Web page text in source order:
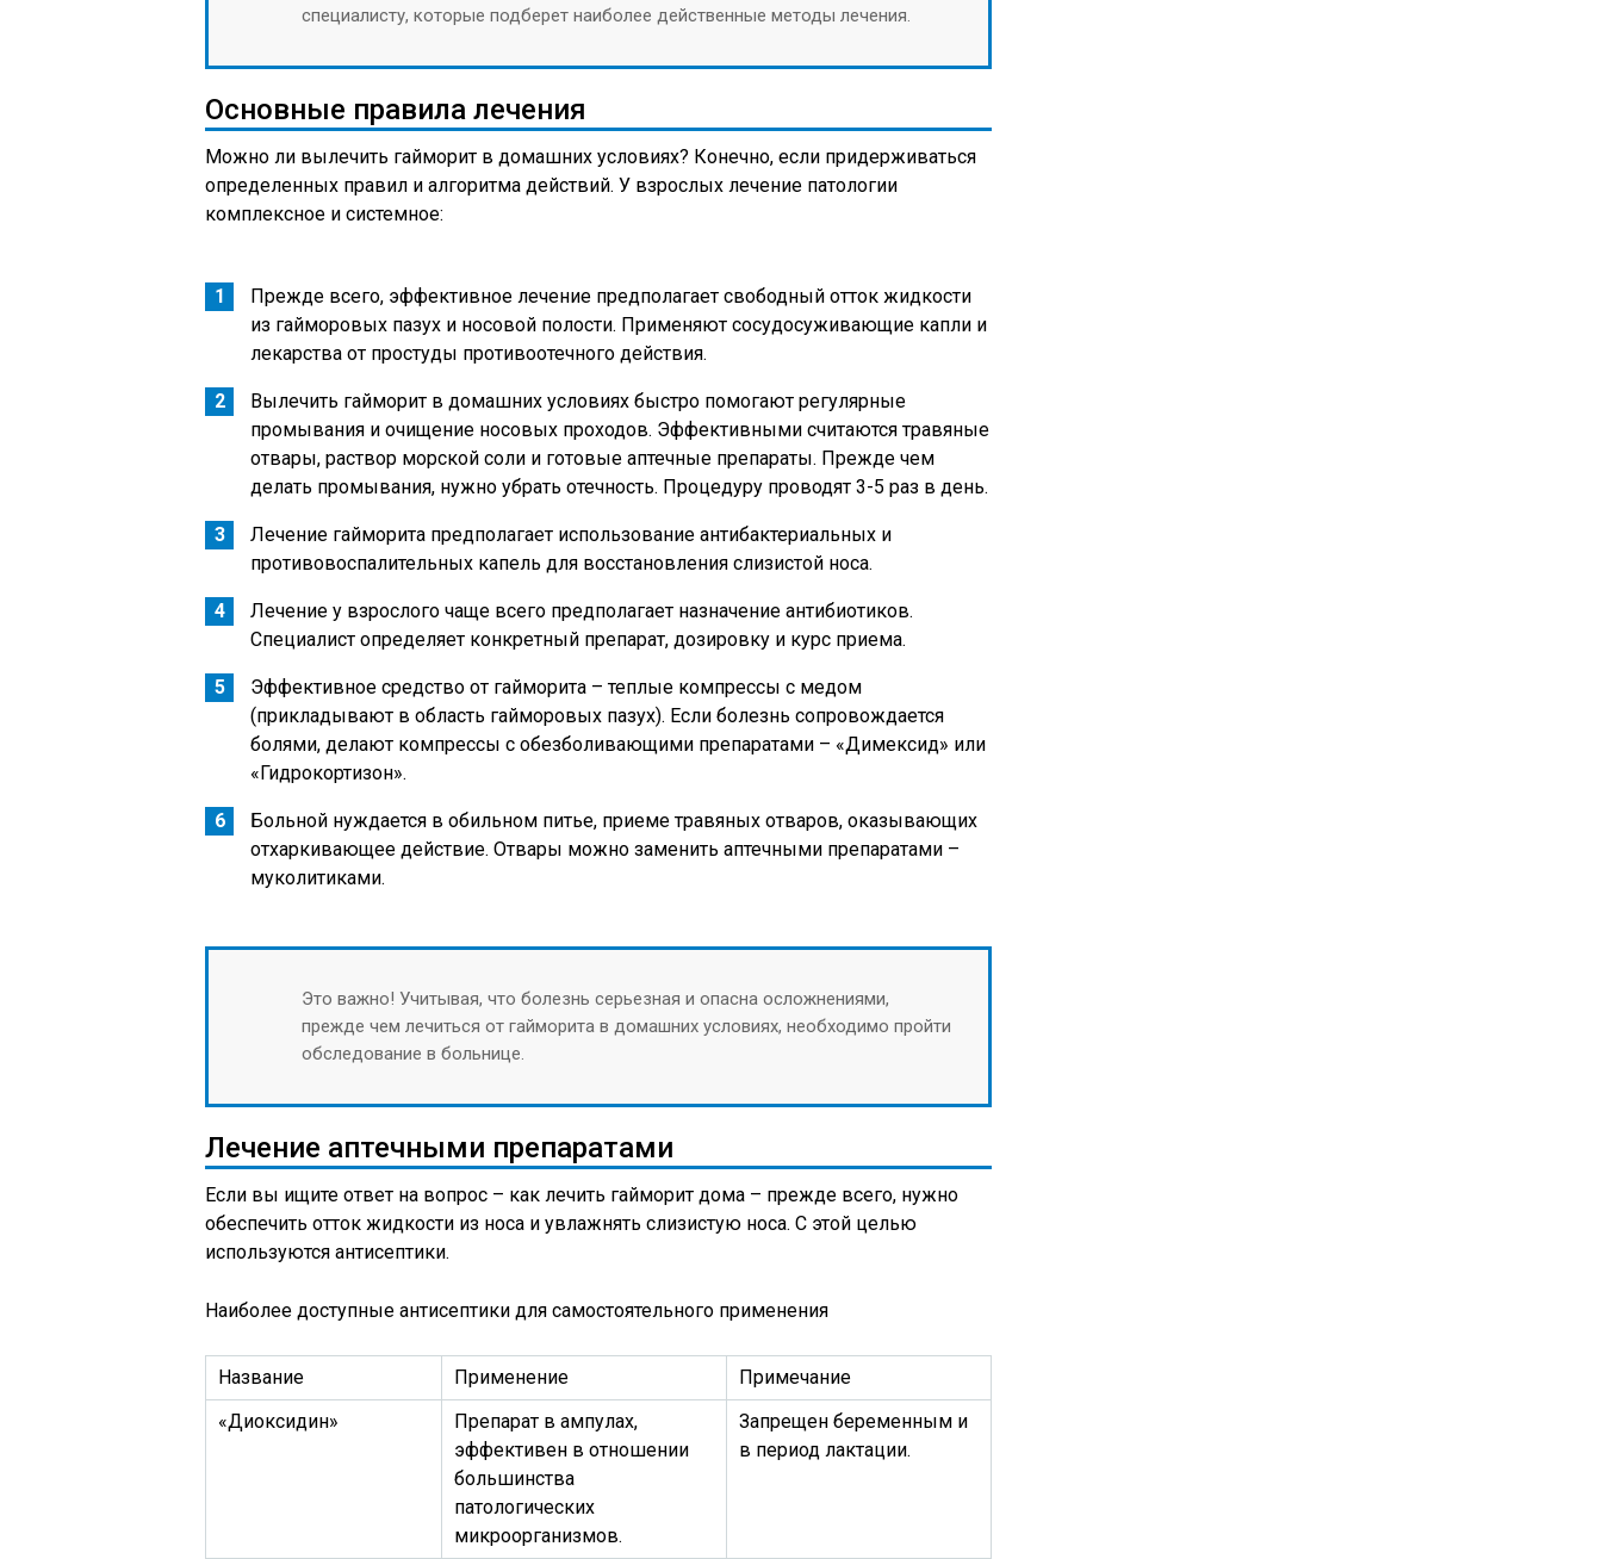
специалисту, которые подберет наиболее действенные методы лечения.
Основные правила лечения
Можно ли вылечить гайморит в домашних условиях? Конечно, если придерживаться
определенных правил и алгоритма действий. У взрослых лечение патологии
комплексное и системное:
Прежде всего, эффективное лечение предполагает свободный отток жидкости
из гайморовых пазух и носовой полости. Применяют сосудосуживающие капли и
лекарства от простуды противоотечного действия.
Вылечить гайморит в домашних условиях быстро помогают регулярные
промывания и очищение носовых проходов. Эффективными считаются травяные
отвары, раствор морской соли и готовые аптечные препараты. Прежде чем
делать промывания, нужно убрать отечность. Процедуру проводят 3-5 раз в день.
Лечение гайморита предполагает использование антибактериальных и
противовоспалительных капель для восстановления слизистой носа.
Лечение у взрослого чаще всего предполагает назначение антибиотиков.
Специалист определяет конкретный препарат, дозировку и курс приема.
Эффективное средство от гайморита – теплые компрессы с медом
(прикладывают в область гайморовых пазух). Если болезнь сопровождается
болями, делают компрессы с обезболивающими препаратами – «Димексид» или
«Гидрокортизон».
Больной нуждается в обильном питье, приеме травяных отваров, оказывающих
отхаркивающее действие. Отвары можно заменить аптечными препаратами –
муколитиками.
Это важно! Учитывая, что болезнь серьезная и опасна осложнениями,
прежде чем лечиться от гайморита в домашних условиях, необходимо пройти
обследование в больнице.
Лечение аптечными препаратами
Если вы ищите ответ на вопрос – как лечить гайморит дома – прежде всего, нужно
обеспечить отток жидкости из носа и увлажнять слизистую носа. С этой целью
используются антисептики.
Наиболее доступные антисептики для самостоятельного применения
Название Применение
Примечание
«Диоксидин»
Препарат в ампулах,
эффективен в отношении
большинства
патологических
микроорганизмов.
Запрещен беременным и
в период лактации.